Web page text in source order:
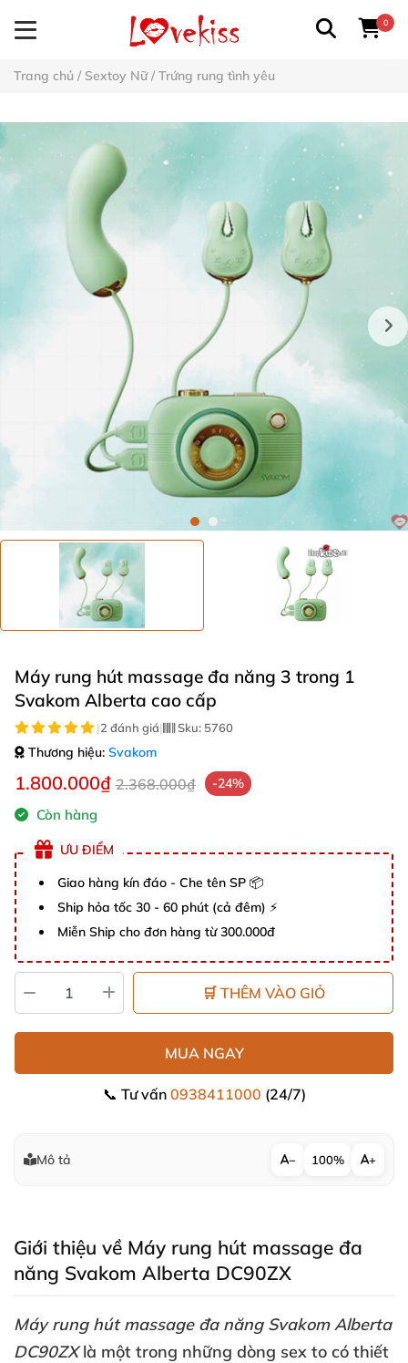
0
Trang chủ / Sextoy Nữ/ Trứng rung tình yêu
Máy rung hút massage đa năng 3 trong 1
Svakom Alberta cao cấp
|2 đánh giá| Sku: 5760
Thương hiệu: Svakom
1.800.000₫ 2.368.000₫ -24%
Còn hàng
ƯU ĐIỂM
Giao hàng kín đáo - Che tên SP 📦
Ship hỏa tốc 30 - 60 phút (cả đêm) ⚡
Miễn Ship cho đơn hàng từ 300.000đ
🛒 THÊM VÀO GIỎ
MUA NGAY
📞 Tư vấn 0938411000 (24/7)
Mô tả − 100% +
Giới thiệu về Máy rung hút massage đa
năng Svakom Alberta DC90ZX
Máy rung hút massage đa năng Svakom Alberta
DC90ZXlà một trong những dòng sex to có thiết